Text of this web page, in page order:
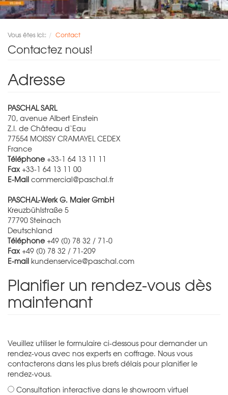
Vous êtes ici:: Contact
Contactez nous!
Adresse
PASCHAL SARL
70, avenue Albert Einstein
Z.I. de Château d‘Eau
77554 MOISSY CRAMAYEL CEDEX
France
Téléphone +33-1 64 13 11 11
Fax+33-1 64 13 11 00
E-Mail commercial@paschal.fr
PASCHAL-Werk G. Maier GmbH
Kreuzbühlstraße 5
77790 Steinach
Deutschland
Téléphone +49 (0) 78 32 / 71-0
Fax +49 (0) 78 32 / 71-209
E-mail kundenservice@paschal.com
Planifier un rendez-vous dès
maintenant
Veuillez utiliser le formulaire ci-dessous pour demander un
rendez-vous avec nos experts en coffrage. Nous vous
contacterons dans les plus brefs délais pour planifier le
rendez-vous.
Consultation interactive dans le showroom virtuel